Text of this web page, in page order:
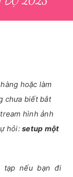
hoặc làm
chưa biết bắt
hình ảnh
hỏi: setup một
tạp nếu bạn đi